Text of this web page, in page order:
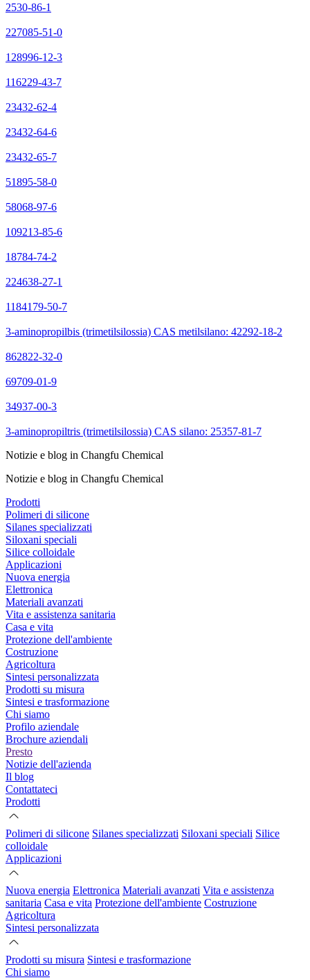
2530-86-1
227085-51-0
128996-12-3
116229-43-7
23432-62-4
23432-64-6
23432-65-7
51895-58-0
58068-97-6
109213-85-6
18784-74-2
224638-27-1
1184179-50-7
3-aminopropilbis (trimetilsilossia) CAS metilsilano: 42292-18-2
862822-32-0
69709-01-9
34937-00-3
3-aminopropiltris (trimetilsilossia) CAS silano: 25357-81-7
Notizie e blog in Changfu Chemical
Notizie e blog in Changfu Chemical
Prodotti
Polimeri di silicone
Silanes specializzati
Siloxani speciali
Silice colloidale
Applicazioni
Nuova energia
Elettronica
Materiali avanzati
Vita e assistenza sanitaria
Casa e vita
Protezione dell'ambiente
Costruzione
Agricoltura
Sintesi personalizzata
Prodotti su misura
Sintesi e trasformazione
Chi siamo
Profilo aziendale
Brochure aziendali
Presto
Notizie dell'azienda
Il blog
Contattateci
Prodotti
Polimeri di silicone Silanes specializzati Siloxani speciali Silice
colloidale
Applicazioni
Nuova energia Elettronica Materiali avanzati Vita e assistenza
sanitaria Casa e vita Protezione dell'ambiente Costruzione
Agricoltura
Sintesi personalizzata
Prodotti su misura Sintesi e trasformazione
Chi siamo